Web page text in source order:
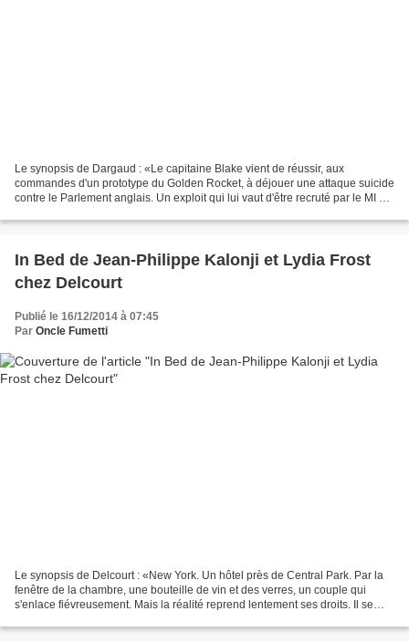
Le synopsis de Dargaud : «Le capitaine Blake vient de réussir, aux
commandes d'un prototype du Golden Rocket, à déjouer une attaque suicide
contre le Parlement anglais. Un exploit qui lui vaut d'être recruté par le MI 6.
In Bed de Jean-Philippe Kalonji et Lydia Frost
chez Delcourt
Publié le 16/12/2014 à 07:45
Par Oncle Fumetti
Le synopsis de Delcourt : «New York. Un hôtel près de Central Park. Par la
fenêtre de la chambre, une bouteille de vin et des verres, un couple qui
s'enlace fiévreusement. Mais la réalité reprend lentement ses droits. Il se